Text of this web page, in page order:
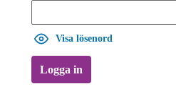
Visa lösenord
Logga in